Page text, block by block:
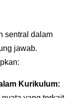
sentral dalam
jawab.
Kurikulum: